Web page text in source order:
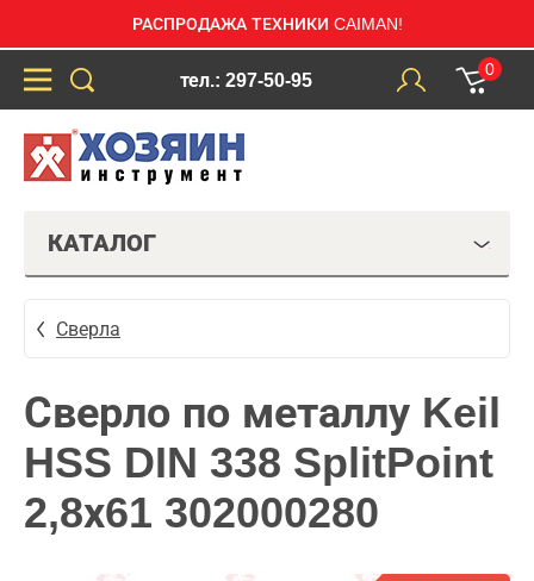
РАСПРОДАЖА ТЕХНИКИ CAIMAN!
тел.: 297-50-95
0
КАТАЛОГ
Сверла
Сверло по металлу Keil
HSS DIN 338 SplitPoint
2,8х61 302000280